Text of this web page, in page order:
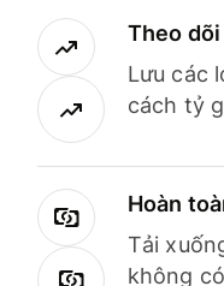
Theo
Lưu các
cách tỷ
Hoàn
Tải
không